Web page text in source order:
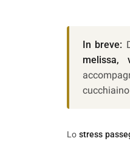
In breve:
melissa,
Lostress